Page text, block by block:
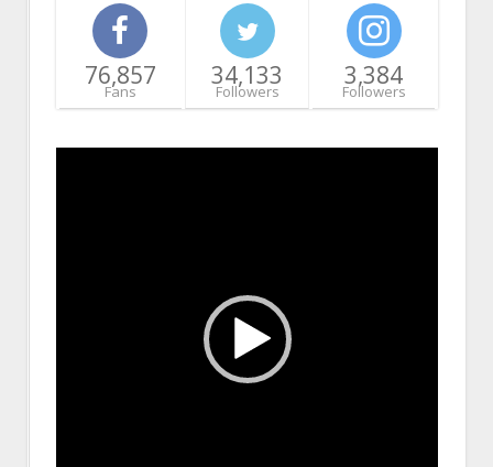
76,857
Fans
34,133
Followers
3,384
Followers